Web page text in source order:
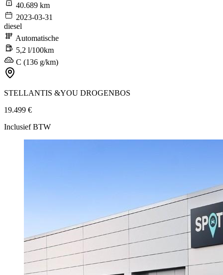
40.689 km
2023-03-31
diesel
Automatische
5,2 l/100km
C (136 g/km)
STELLANTIS &YOU DROGENBOS
19.499 €
Inclusief BTW